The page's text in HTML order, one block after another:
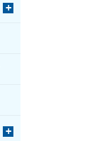
+
+